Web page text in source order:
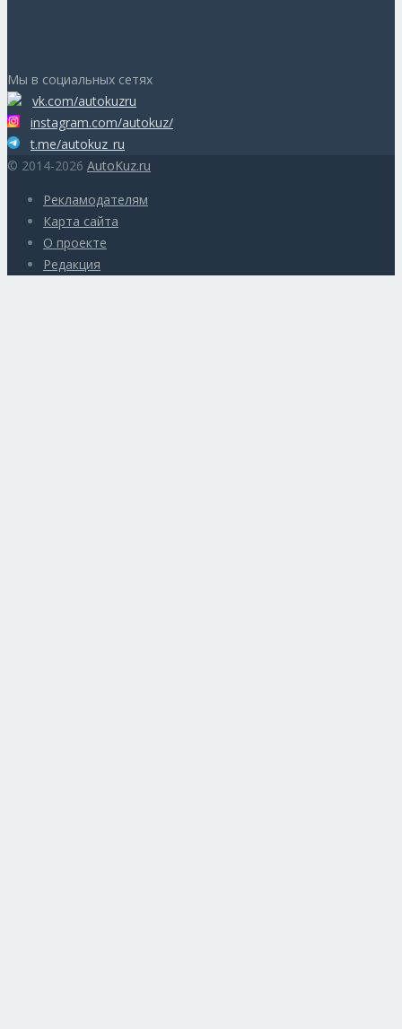
Мы в социальных сетях
vk.com/autokuzru
instagram.com/autokuz/
t.me/autokuz_ru
© 2014-2026 AutoKuz.ru
Рекламодателям
Карта сайта
О проекте
Редакция